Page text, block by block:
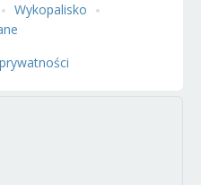
Wykopalisko